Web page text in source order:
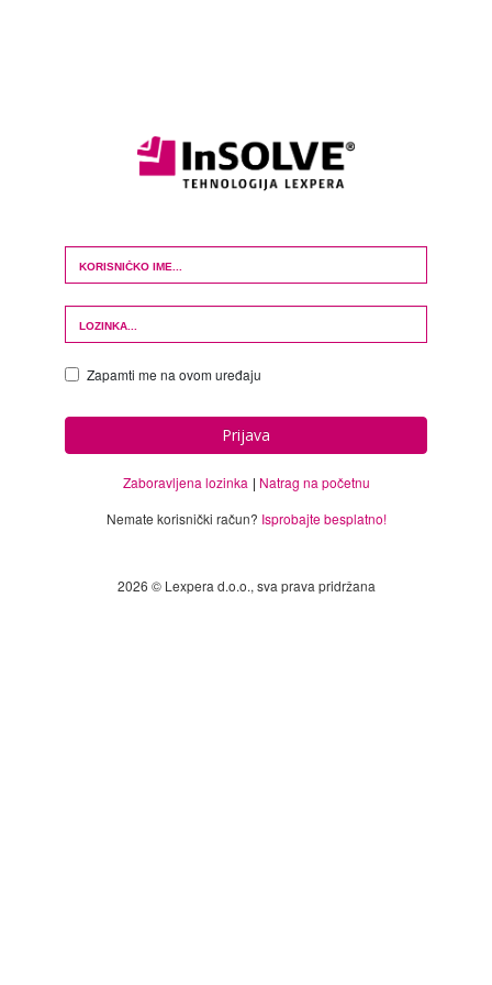
Login Form
Zapamti me na ovom uređaju
Prijava
Zaboravljena lozinka
Natrag na početnu
Nemate korisnički račun? Isprobajte besplatno!
2026 © Lexpera d.o.o., sva prava pridržana